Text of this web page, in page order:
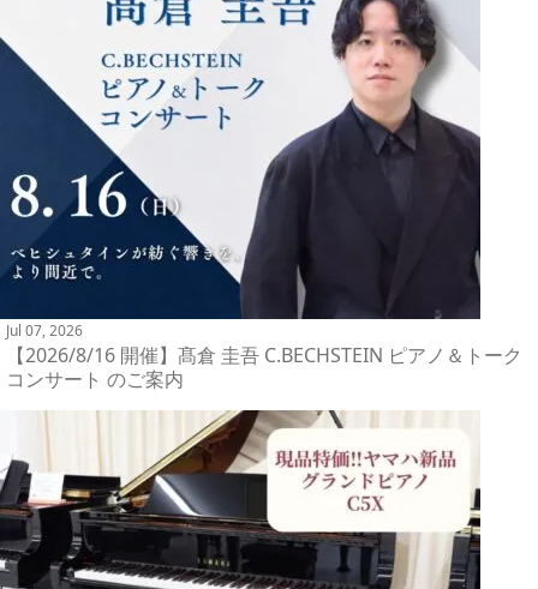
Jul 07, 2026
【2026/8/16 開催】髙倉 圭吾 C.BECHSTEIN ピアノ＆トーク
コンサート のご案内